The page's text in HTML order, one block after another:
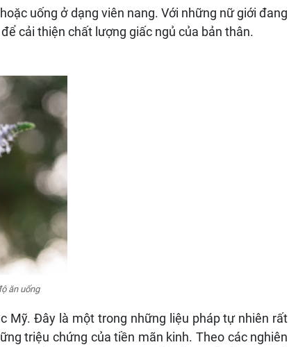
uống ở dạng viên nang. Với những nữ giới đang
cải thiện chất lượng giấc ngủ của bản thân.
ăn uống
Mỹ. Đây là một trong những liệu pháp tự nhiên rất
triệu chứng của tiền mãn kinh. Theo các nghiên